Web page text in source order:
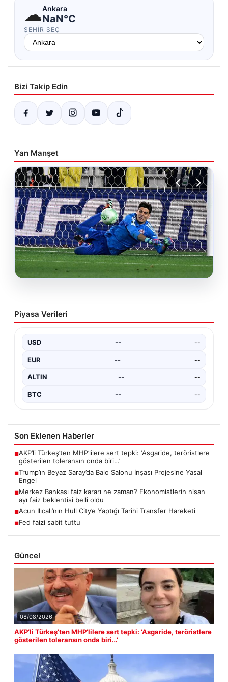
☁Ankara
NaN°C
ŞEHIR SEÇ
Bizi Takip Edin
Yan Manşet
05.08.2026
Fed faizi sabit tuttu
{“title”: “ABD Merkez Bankası Faiz Oranını Sabit Tutmaya
Piyasa Verileri
USD -- --
EUR -- --
ALTIN -- --
BTC -- --
Son Eklenen Haberler
■AKP’li Türkeş’ten MHP’lilere sert tepki: ‘Asgaride, teröristlere
gösterilen toleransın onda biri…’
■Trump’ın Beyaz Saray’da Balo Salonu İnşası Projesine Yasal
Engel
■Merkez Bankası faiz kararı ne zaman? Ekonomistlerin nisan
ayı faiz beklentisi belli oldu
■Acun Ilıcalı’nın Hull City’e Yaptığı Tarihi Transfer Hareketi
■Fed faizi sabit tuttu
Güncel
08/08/2026
AKP’li Türkeş’ten MHP’lilere sert tepki: ‘Asgaride, teröristlere
gösterilen toleransın onda biri…’